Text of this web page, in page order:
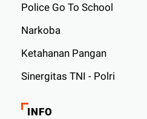
Police Go To School
Narkoba
Ketahanan Pangan
Sinergitas TNI - Polri
INFO